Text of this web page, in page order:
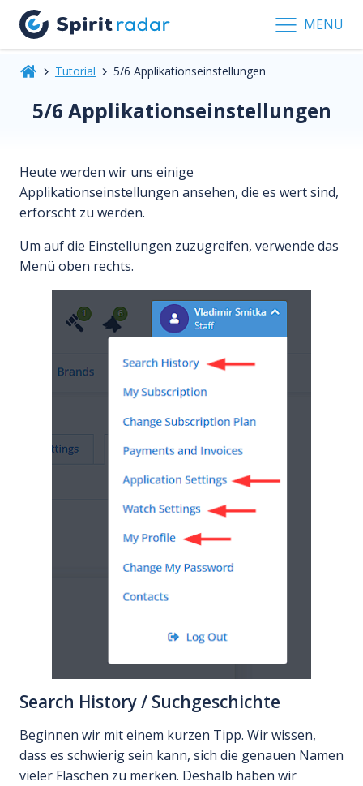
MENU
Tutorial 5/6 Applikationseinstellungen
5/6 Applikationseinstellungen
Heute werden wir uns einige
Applikationseinstellungen ansehen, die es wert sind,
erforscht zu werden.
Um auf die Einstellungen zuzugreifen, verwende das
Menü oben rechts.
Search History / Suchgeschichte
Beginnen wir mit einem kurzen Tipp. Wir wissen,
dass es schwierig sein kann, sich die genauen Namen
vieler Flaschen zu merken. Deshalb haben wir